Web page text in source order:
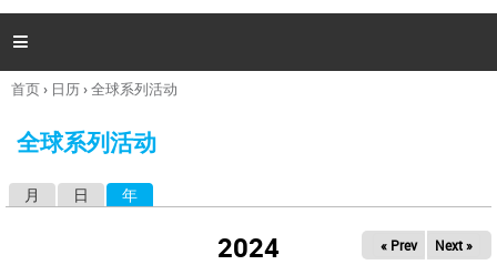

你
这
首页› 日历›全球系列活动
全球系列活动
月 日 年
2024 « Prev Next »